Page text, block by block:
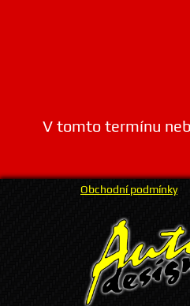
V tomto termínu
Obchodní podmínky